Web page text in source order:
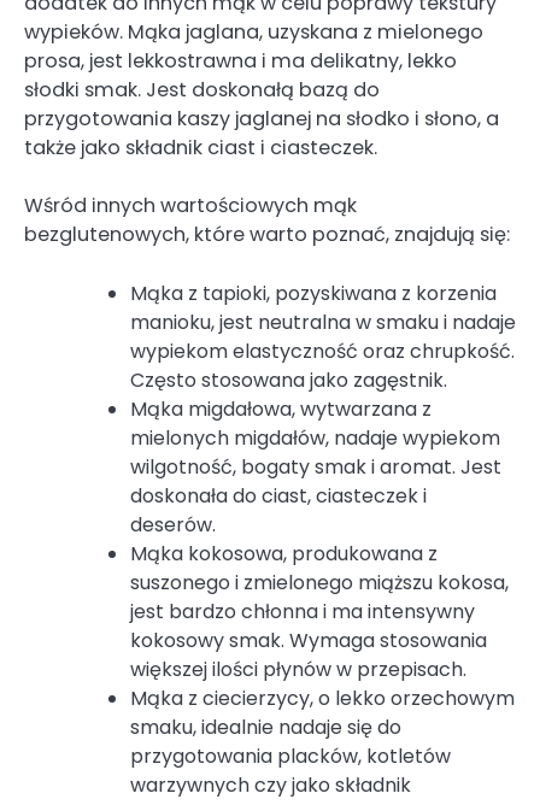
wypieków. Mąka jaglana, uzyskana z mielonego
prosa, jest lekkostrawna i ma delikatny, lekko
słodki smak. Jest doskonałą bazą do
przygotowania kaszy jaglanej na słodko i słono, a
także jako składnik ciast i ciasteczek.
Wśród innych wartościowych mąk
bezglutenowych, które warto poznać, znajdują się:
Mąka z tapioki, pozyskiwana z korzenia
manioku, jest neutralna w smaku i nadaje
wypiekom elastyczność oraz chrupkość.
Często stosowana jako zagęstnik.
Mąka migdałowa, wytwarzana z
mielonych migdałów, nadaje wypiekom
wilgotność, bogaty smak i aromat. Jest
doskonała do ciast, ciasteczek i
deserów.
Mąka kokosowa, produkowana z
suszonego i zmielonego miąższu kokosa,
jest bardzo chłonna i ma intensywny
kokosowy smak. Wymaga stosowania
większej ilości płynów w przepisach.
Mąka z ciecierzycy, o lekko orzechowym
smaku, idealnie nadaje się do
przygotowania placków, kotletów
warzywnych czy jako składnik